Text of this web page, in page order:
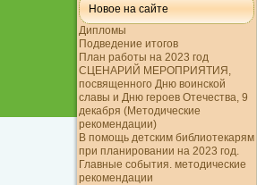
Новое на сайте
Дипломы
Подведение итогов
План работы на 2023 год
СЦЕНАРИЙ МЕРОПРИЯТИЯ,
посвященного Дню воинской
славы и Дню героев Отечества, 9
декабря (Методические
рекомендации)
В помощь детским библиотекарям
при планировании на 2023 год.
Главные события. методические
рекомендации